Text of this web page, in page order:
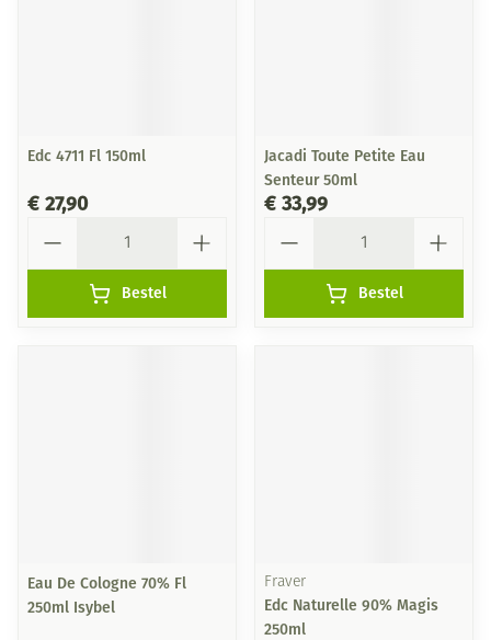
Edc 4711 Fl 150ml
€ 27,90
Bestel
Jacadi Toute Petite Eau
Senteur 50ml
€ 33,99
Bestel
Eau De Cologne 70% Fl
250ml Isybel
Fraver
Edc Naturelle 90% Magis
250ml